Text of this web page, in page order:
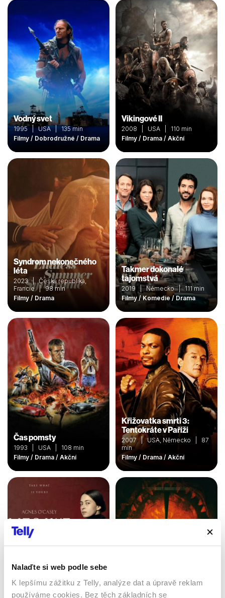
Nalaďte si web podle sebe
K lepšímu zážitku z Telly, analýze dat a úpravě reklam
používáme cookies. Bez těch základních se
Vodný svet
1995 | USA | 135 min
Filmy / Dobrodružné / Drama
Vikingové II
2008 | USA | 110 min
Filmy / Drama / Akční
Syndrom nekonečného
léta
2023 | Česká republika,
Francie | 98 min
Filmy / Drama
Takmer dokonalé
tajomstvá
2019 | Německo | 111 min
Filmy / Komedie / Drama
Čas pomsty
1993 | USA | 108 min
Filmy / Drama / Akční
Křižovatka smrti 3:
Tentokráte v Paříži
2007 | USA, Německo | 87
min
Filmy / Drama / Akční
V sevření lží